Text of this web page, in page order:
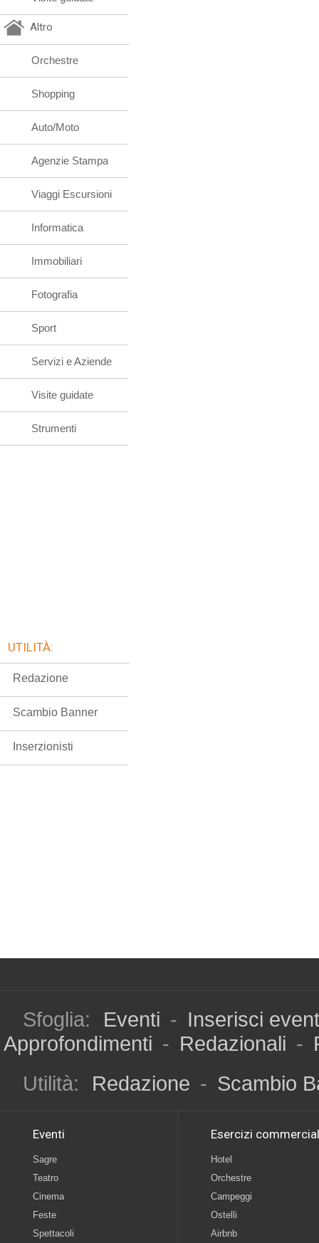
Altro
Orchestre
Shopping
Auto/Moto
Agenzie Stampa
Viaggi Escursioni
Informatica
Immobiliari
Fotografia
Sport
Servizi e Aziende
Visite guidate
Strumenti
UTILITÀ:
Redazione
Scambio Banner
Inserzionisti
Sfoglia: Eventi - Inserisci
Approfondimenti - Redazionali -
Utilità:
Redazione - Scambio
Eventi
Sagre
Teatro
Cinema
Feste
Spettacoli
Esercizi
Hotel
Orchestre
Campeggi
Ostelli
Airbnb